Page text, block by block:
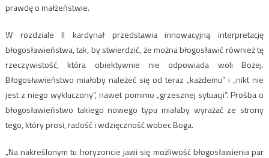
prawdę o małżeństwie.
W rozdziale II kardynał przedstawia innowacyjną interpretację
błogosławieństwa, tak, by stwierdzić, że można błogosławić również tę
rzeczywistość, która obiektywnie nie odpowiada woli Bożej.
Błogosławieństwo miałoby należeć się od teraz „każdemu” i „nikt nie
jest z niego wykluczony”, nawet pomimo „grzesznej sytuacji”. Prośba o
błogosławieństwo takiego nowego typu miałaby wyrażać ze strony
tego, który prosi, radość i wdzięczność wobec Boga.
„Na nakreślonym tu horyzoncie jawi się możliwość błogosławienia par